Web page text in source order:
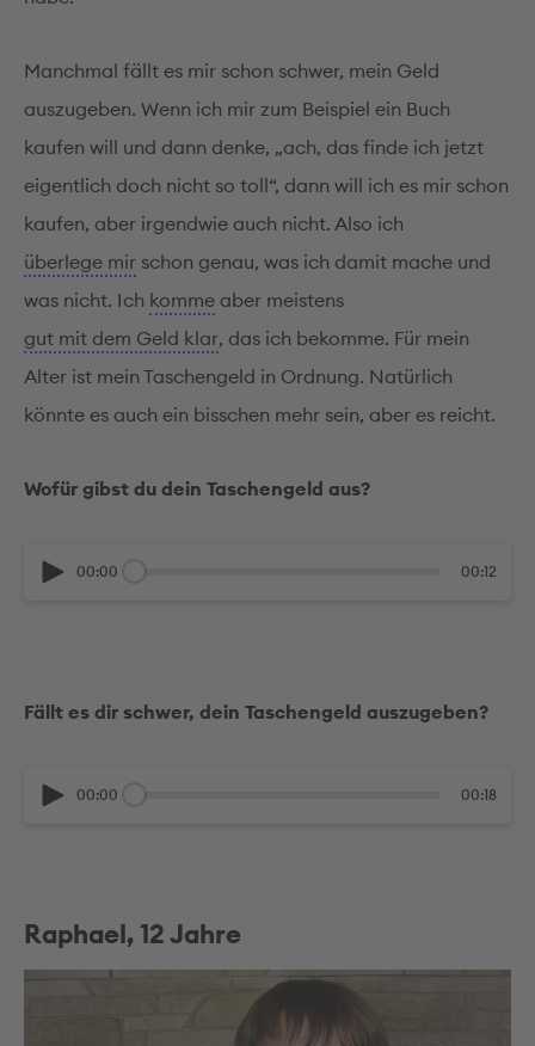
Manchmal fällt es mir schon schwer, mein Geld
auszugeben. Wenn ich mir zum Beispiel ein Buch
kaufen will und dann denke, „ach, das finde ich jetzt
eigentlich doch nicht so toll“, dann will ich es mir schon
kaufen, aber irgendwie auch nicht. Also ich
überlege mir schon genau, was ich damit mache und
was nicht. Ich komme aber meistens
gut mit dem Geld klar, das ich bekomme. Für mein
Alter ist mein Taschengeld in Ordnung. Natürlich
könnte es auch ein bisschen mehr sein, aber es reicht.
Wofür gibst du dein Taschengeld aus?
00:00 00:12
Fällt es dir schwer, dein Taschengeld auszugeben?
00:00 00:18
Raphael, 12 Jahre